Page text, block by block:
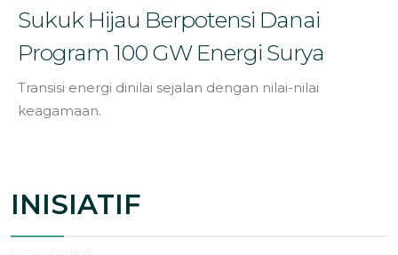
Sukuk Hijau Berpotensi Danai
Program 100 GW Energi Surya
Transisi energi dinilai sejalan dengan nilai-nilai
keagamaan.
INISIATIF